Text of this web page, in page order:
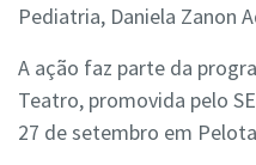
Pediatria, Daniela Zanon
A ação faz parte da
Teatro, promovida pelo
27 de setembro em